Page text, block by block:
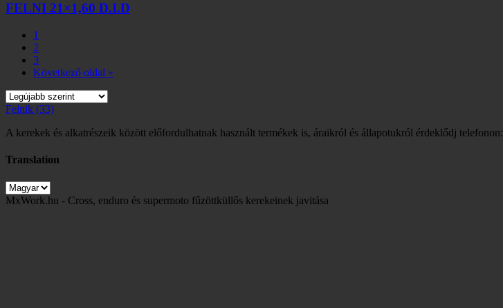
FELNI 21×1,60 D.I.D
1
2
3
Következő oldal »
Felnik (33)
A kerekek és alkatrészeik között előfordulhatnak használt termékek is, áraikról és állapotukról érdeklődj telefonon:
Translation
MxWork.hu - Cross, enduro és supermoto fűzöttküllős kerekeinek javitása